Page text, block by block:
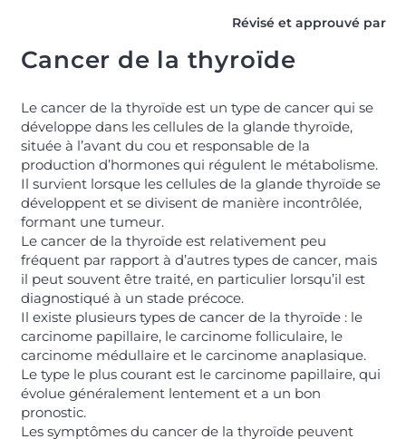
Révisé et approuvé par
Cancer de la thyroïde
Le cancer de la thyroïde est un type de cancer qui se
développe dans les cellules de la glande thyroïde,
située à l’avant du cou et responsable de la
production d’hormones qui régulent le métabolisme.
Il survient lorsque les cellules de la glande thyroïde se
développent et se divisent de manière incontrôlée,
formant une tumeur.
Le cancer de la thyroïde est relativement peu
fréquent par rapport à d’autres types de cancer, mais
il peut souvent être traité, en particulier lorsqu’il est
diagnostiqué à un stade précoce.
Il existe plusieurs types de cancer de la thyroïde : le
carcinome papillaire, le carcinome folliculaire, le
carcinome médullaire et le carcinome anaplasique.
Le type le plus courant est le carcinome papillaire, qui
évolue généralement lentement et a un bon
pronostic.
Les symptômes du cancer de la thyroïde peuvent